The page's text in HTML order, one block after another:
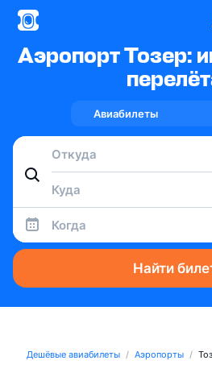
Аэропорт Тозер:
Авиабилеты
Когда
Найти
Дешёвые авиабилеты Аэропорты